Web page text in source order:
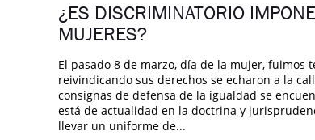
¿ES DISCRIMINATORIO
MUJERES?
El pasado 8 de marzo, día de la mujer, fuimos
reivindicando sus derechos se echaron a la
consignas de defensa de la igualdad se
está de actualidad en la doctrina y
llevar un uniforme de...